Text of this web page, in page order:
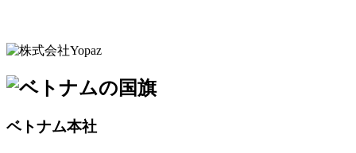
ベトナム本社